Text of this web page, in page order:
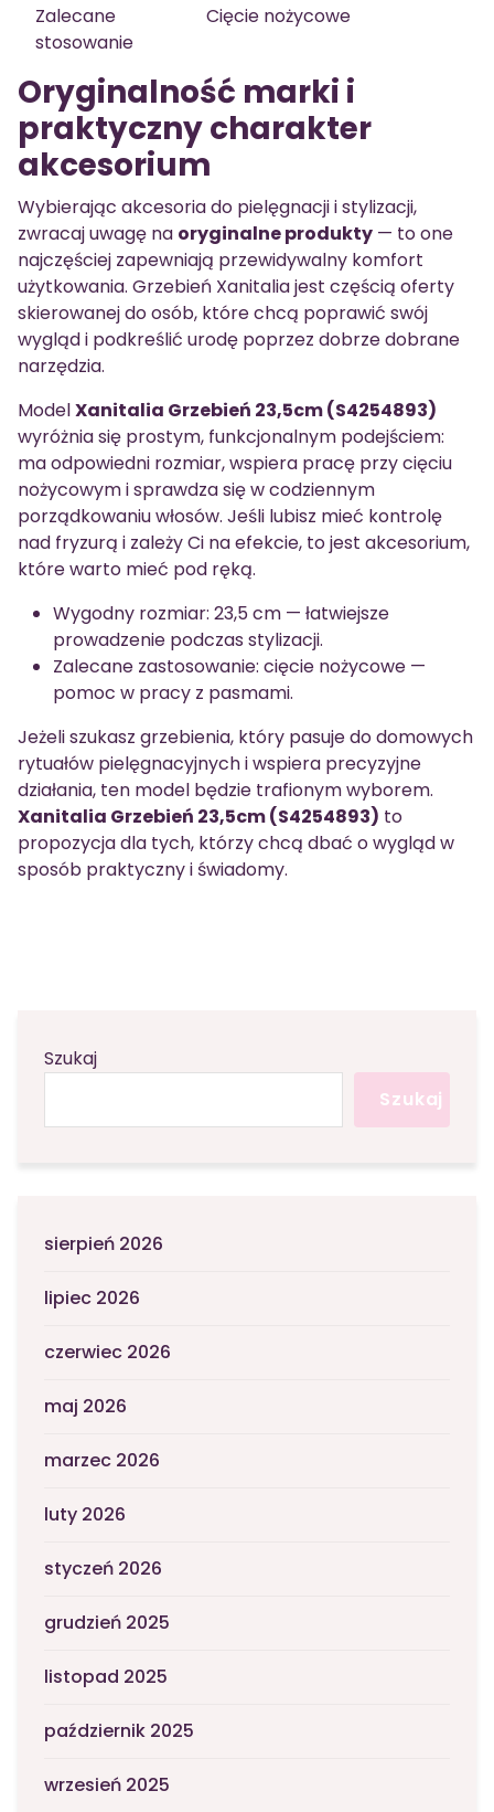
Zalecane
stosowanie
Cięcie nożycowe
Oryginalność marki i
praktyczny charakter
akcesorium
Wybierając akcesoria do pielęgnacji i stylizacji,
zwracaj uwagę na oryginalne produkty — to one
najczęściej zapewniają przewidywalny komfort
użytkowania. Grzebień Xanitalia jest częścią oferty
skierowanej do osób, które chcą poprawić swój
wygląd i podkreślić urodę poprzez dobrze dobrane
narzędzia.
ModelXanitalia Grzebień 23,5cm (S4254893)
wyróżnia się prostym, funkcjonalnym podejściem:
ma odpowiedni rozmiar, wspiera pracę przy cięciu
nożycowym i sprawdza się w codziennym
porządkowaniu włosów. Jeśli lubisz mieć kontrolę
nad fryzurą i zależy Ci na efekcie, to jest akcesorium,
które warto mieć pod ręką.
Wygodny rozmiar: 23,5 cm — łatwiejsze
prowadzenie podczas stylizacji.
Zalecane zastosowanie: cięcie nożycowe —
pomoc w pracy z pasmami.
Jeżeli szukasz grzebienia, który pasuje do domowych
rytuałów pielęgnacyjnych i wspiera precyzyjne
działania, ten model będzie trafionym wyborem.
Xanitalia Grzebień 23,5cm (S4254893) to
propozycja dla tych, którzy chcą dbać o wygląd w
sposób praktyczny i świadomy.
Szukaj
Szukaj
sierpień 2026
lipiec 2026
czerwiec 2026
maj 2026
marzec 2026
luty 2026
styczeń 2026
grudzień 2025
listopad 2025
październik 2025
wrzesień 2025